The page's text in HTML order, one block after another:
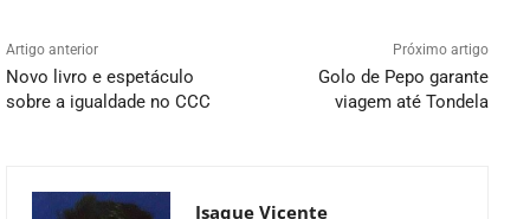
Artigo anterior
Novo livro e espetáculo
sobre a igualdade no CCC
Próximo artigo
Golo de Pepo garante
viagem até Tondela
Isaque Vicente